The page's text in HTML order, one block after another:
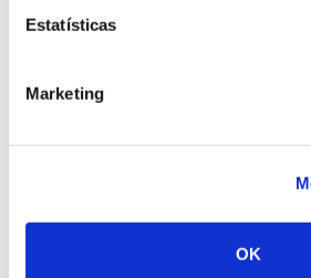
Estatísticas
Marketing
OK